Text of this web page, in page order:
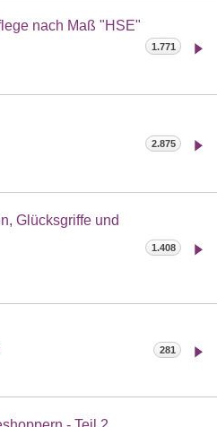
nach Maß "HSE"
1.771
2.875
Glücksgriffe und
1.408
281